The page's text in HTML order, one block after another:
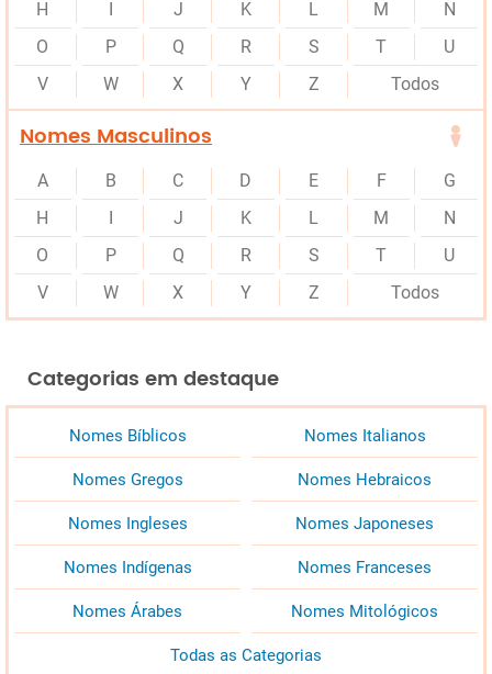
H
J K L M
N
O
P Q R S T
U
V
W X Y Z Todos
Nomes Masculinos
A B C D E F
G
H
J K L M
N
O
P Q R S T
U
V
W X Y Z Todos
Categorias em destaque
Nomes Bíblicos Nomes Italianos
Nomes Gregos Nomes Hebraicos
Nomes Ingleses Nomes Japoneses
Nomes Indígenas Nomes Franceses
Nomes Árabes Nomes Mitológicos
Todas as Categorias